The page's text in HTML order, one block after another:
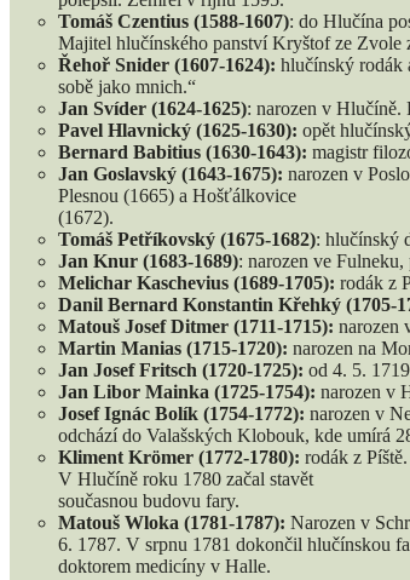
Tomáš Czentius (1588-1607): do Hlučína
Majitel hlučínského panství Kryštof ze Zvole
Řehoř Snider (1607-1624): hlučínský rodák
sobě jako mnich.“
Jan Svíder (1624-1625): narozen v Hlučíně.
Pavel Hlavnický (1625-1630): opět
Bernard Babitius (1630-1643): magistr
Jan Goslavský (1643-1675): narozen v
Plesnou (1665) a Hošťálkovice
(1672).
Tomáš Petříkovský (1675-1682): hlučínský
Jan Knur (1683-1689): narozen ve
Melichar Kaschevius (1689-1705): rodák z
Danil Bernard Konstantin Křehký (1705-
Matouš Josef Ditmer (1711-1715): narozen
Martin Manias (1715-1720): narozen na
Jan Josef Fritsch (1720-1725): od 4. 5.
Jan Libor Mainka (1725-1754): narozen v
Josef Ignác Bolík (1754-1772): narozen v
odchází do Valašských Klobouk, kde umírá
Kliment Krömer (1772-1780): rodák z
V Hlučíně roku 1780 začal stavět
současnou budovu fary.
Matouš Wloka (1781-1787): Narozen v
6. 1787. V srpnu 1781 dokončil hlučínskou
doktorem medicíny v Halle.